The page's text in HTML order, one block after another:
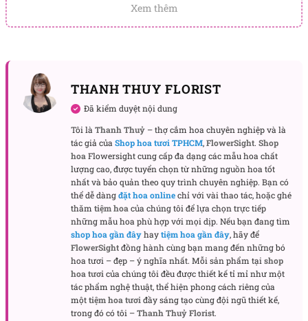
Nội dung bài viết
Hoa Lan Hồ Điệp Vàng – Tượng Trưng Cho May Mắn Và
Thành Công
Chậu Lan Hồ Điệp Vàng Trắng Nhi – Món Quà Đầy Ý Nghĩa
Công ty TNHH Hoa Tươi FLOWERSIGHT – Shop hoa tươi
Màu vàng của lan hồ điệp không chỉ là sắc màu rực
rỡ làm tôn vinh không gian, mà còn là biểu tượng
của thịnh vượng và sự nghiệp vững bền. Khi kết hợp
cùng màu trắng thuần khiết, chậu lan hồ điệp vàng
trắng nhí trở thành biểu tượng của sự hoàn hảo và
thành công, mang đến nguồn năng lượng tích cực,
giúp người nhận cảm nhận được sự may mắn và
thịnh vượng trong cuộc sống.
Xem thêm
THANH THUY FLORIST
Đã kiểm duyệt nội dung
Tôi làThanh Thuỷ – thợ cắm hoa chuyên nghiệp và là
tác giả củaShop hoa tươi TPHCM,FlowerSight. Shop
hoaFlowersight cung cấp đa dạng các mẫu hoa chất
lượng cao, được tuyển chọn từ những nguồn hoa tốt
nhất và bảo quản theo quy trình chuyên nghiệp. Bạn có
thể dễ dàngđặt hoa onlinechỉ với vài thao tác, hoặc ghé
thămtiệm hoacủa chúng tôi để lựa chọn trực tiếp
những mẫu hoa phù hợp với mọi dịp. Nếu bạn đang tìm
shop hoa gần đâyhaytiệm hoa gần đây, hãy để
FlowerSightđồng hành cùng bạn mang đến những bó
hoa tươi – đẹp – ý nghĩa nhất. Mỗi sản phẩm tạishop
hoa tươicủa chúng tôi đều được thiết kế tỉ mỉ như một
tác phẩm nghệ thuật, thể hiện phong cách riêng của
mộttiệm hoa tươiđầy sáng tạo cùng đội ngũ thiết kế,
trong đó có tôi –Thanh Thuỷ Florist.